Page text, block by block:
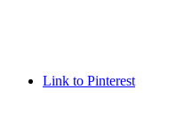
Link to Pinterest